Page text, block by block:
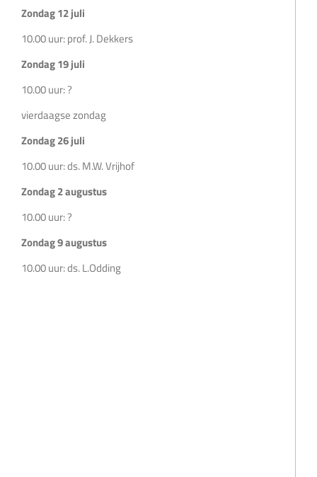
Zondag 12 juli
10.00 uur: prof. J. Dekkers
Zondag 19 juli
10.00 uur: ?
vierdaagse zondag
Zondag 26 juli
10.00 uur: ds. M.W. Vrijhof
Zondag 2 augustus
10.00 uur: ?
Zondag 9 augustus
10.00 uur: ds. L.Odding